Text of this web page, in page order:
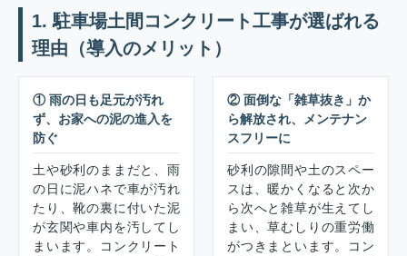
1. 駐車場土間コンクリート工事が選ばれる
理由（導入のメリット）
① 雨の日も足元が汚れ
ず、お家への泥の進入を
防ぐ
土や砂利のままだと、雨
の日に泥ハネで車が汚れ
たり、靴の裏に付いた泥
が玄関や車内を汚してし
まいます。コンクリート
② 面倒な「雑草抜き」か
ら解放され、メンテナン
スフリーに
砂利の隙間や土のスペー
スは、暖かくなると次か
ら次へと雑草が生えてし
まい、草むしりの重労働
がつきまといます。コン